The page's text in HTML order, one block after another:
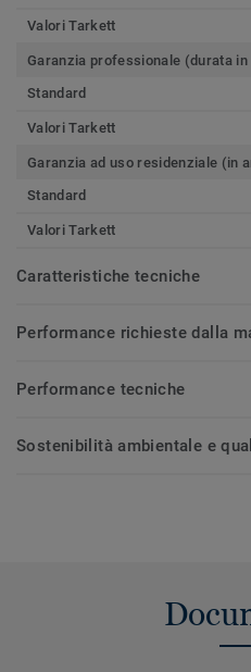
Valori Tarkett
Garanzia professionale (durata in
Standard
Valori Tarkett
Garanzia ad uso residenziale (in
Standard
Valori Tarkett
Caratteristiche tecniche
Performance richieste dalla
Performance tecniche
Sostenibilità ambientale e